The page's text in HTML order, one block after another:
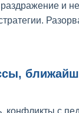
и
с